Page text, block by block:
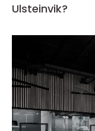
Ulsteinvik?